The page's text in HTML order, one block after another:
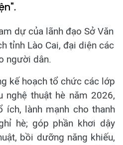
dự của lãnh đạo Sở Văn
tỉnh Lào Cai, đại diện các
người dân.
kế hoạch tổ chức các lớp
nghệ thuật hè năm 2026,
ích, lành mạnh cho thanh
hè; góp phần khơi dậy
bồi dưỡng năng khiếu,